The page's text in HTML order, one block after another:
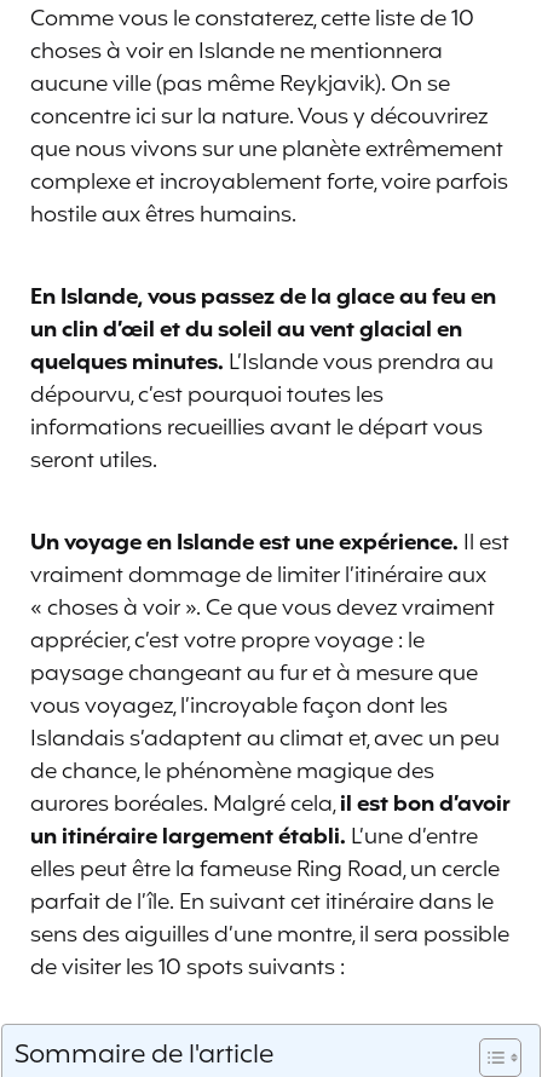
Comme vous le constaterez, cette liste de 10
choses à voir en Islande ne mentionnera
aucune ville (pas même Reykjavik). On se
concentre ici sur la nature. Vous y découvrirez
que nous vivons sur une planète extrêmement
complexe et incroyablement forte, voire parfois
hostile aux êtres humains.
En Islande, vous passez de la glace au feu en
un clin d’œil et du soleil au vent glacial en
quelques minutes. L’Islande vous prendra au
dépourvu, c’est pourquoi toutes les
informations recueillies avant le départ vous
seront utiles.
Un voyage en Islande est une expérience. Il est
vraiment dommage de limiter l’itinéraire aux
« choses à voir ». Ce que vous devez vraiment
apprécier, c’est votre propre voyage : le
paysage changeant au fur et à mesure que
vous voyagez, l’incroyable façon dont les
Islandais s’adaptent au climat et, avec un peu
de chance, le phénomène magique des
aurores boréales. Malgré cela,il est bon d’avoir
un itinéraire largement établi. L’une d’entre
elles peut être la fameuse Ring Road, un cercle
parfait de l’île. En suivant cet itinéraire dans le
sens des aiguilles d’une montre, il sera possible
de visiter les 10 spots suivants :
Sommaire de l'article